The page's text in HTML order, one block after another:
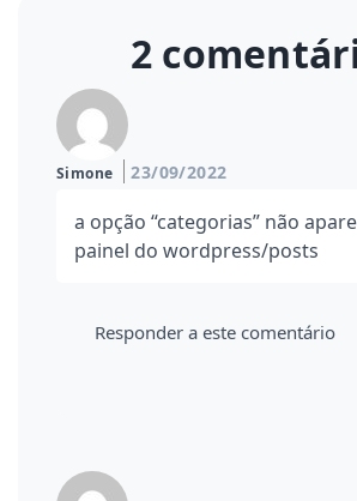
2
Simone 23/09/2022
a opção “categorias” não
painel do wordpress/posts
Responder a este comentário